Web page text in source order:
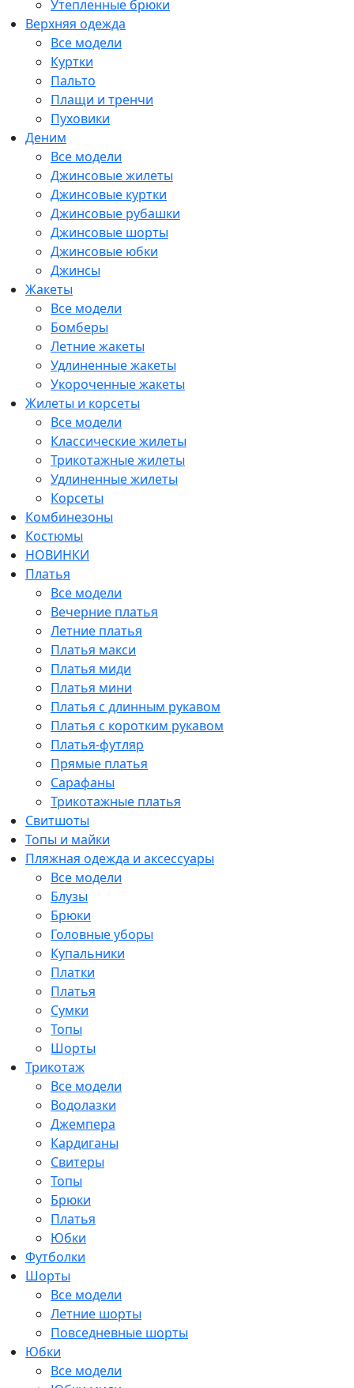
Утепленные брюки
Верхняя одежда
Все модели
Куртки
Пальто
Плащи и тренчи
Пуховики
Деним
Все модели
Джинсовые жилеты
Джинсовые куртки
Джинсовые рубашки
Джинсовые шорты
Джинсовые юбки
Джинсы
Жакеты
Все модели
Бомберы
Летние жакеты
Удлиненные жакеты
Укороченные жакеты
Жилеты и корсеты
Все модели
Классические жилеты
Трикотажные жилеты
Удлиненные жилеты
Корсеты
Комбинезоны
Костюмы
НОВИНКИ
Платья
Все модели
Вечерние платья
Летние платья
Платья макси
Платья миди
Платья мини
Платья с длинным рукавом
Платья с коротким рукавом
Платья-футляр
Прямые платья
Сарафаны
Трикотажные платья
Свитшоты
Топы и майки
Пляжная одежда и аксессуары
Все модели
Блузы
Брюки
Головные уборы
Купальники
Платки
Платья
Сумки
Топы
Шорты
Трикотаж
Все модели
Водолазки
Джемпера
Кардиганы
Свитеры
Топы
Брюки
Платья
Юбки
Футболки
Шорты
Все модели
Летние шорты
Повседневные шорты
Юбки
Все модели